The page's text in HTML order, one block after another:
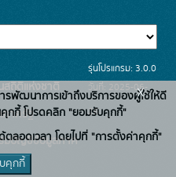
สถิติแห่งชาติ
าครัฐ
มบัญชีข้อมูลภาค
รุ่นโปรแกรม: 3.0.0
วันที่: 2025-06-
26
รพัฒนาการเข้าถึงบริการของผู้ใช้ให้ดี
กกี้ โปรดคลิก "ยอมรับคุกกี้"
อดเวลา โดยไปที่ "การตั้งค่าคุกกี้"
คุกกี้
x